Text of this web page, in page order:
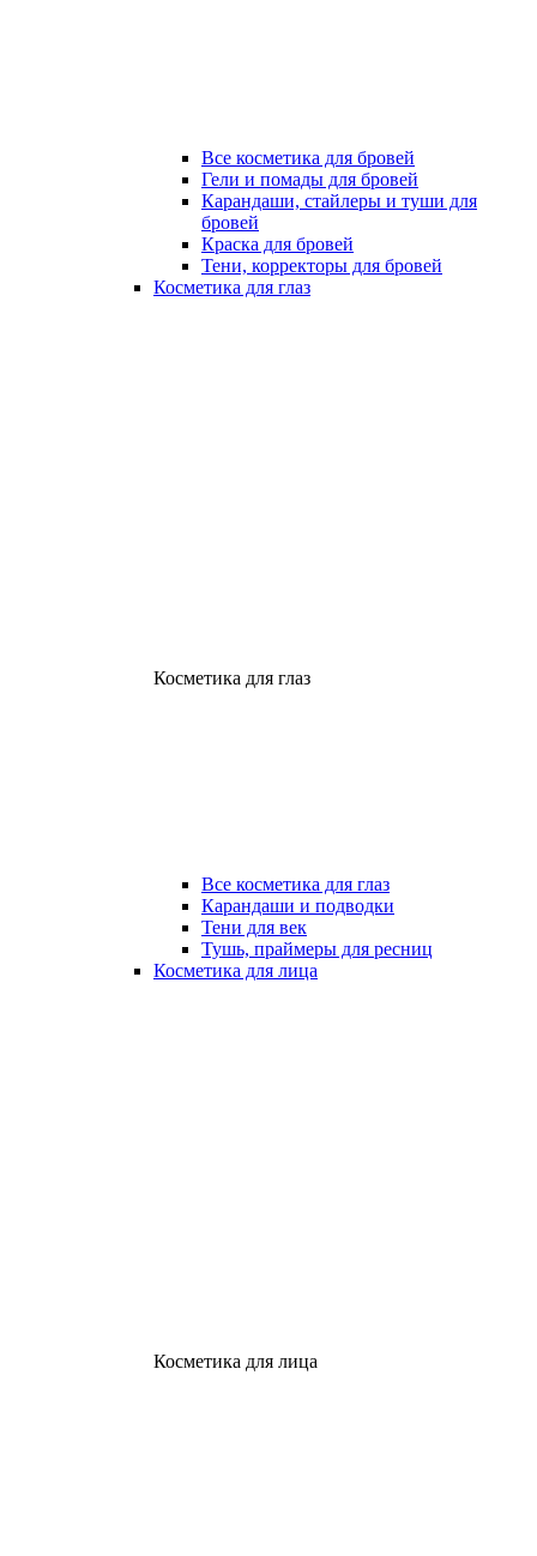
Все косметика для бровей
Гели и помады для бровей
Карандаши, стайлеры и туши для
бровей
Краска для бровей
Тени, корректоры для бровей
Косметика для глаз
Косметика для глаз
Все косметика для глаз
Карандаши и подводки
Тени для век
Тушь, праймеры для ресниц
Косметика для лица
Косметика для лица